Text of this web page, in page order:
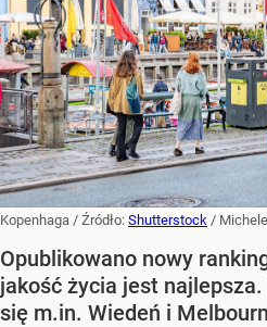
Kopenhaga / Źródło: Shutterstock /
Opublikowano nowy
jakość życia jest
się m.in. Wiedeń i